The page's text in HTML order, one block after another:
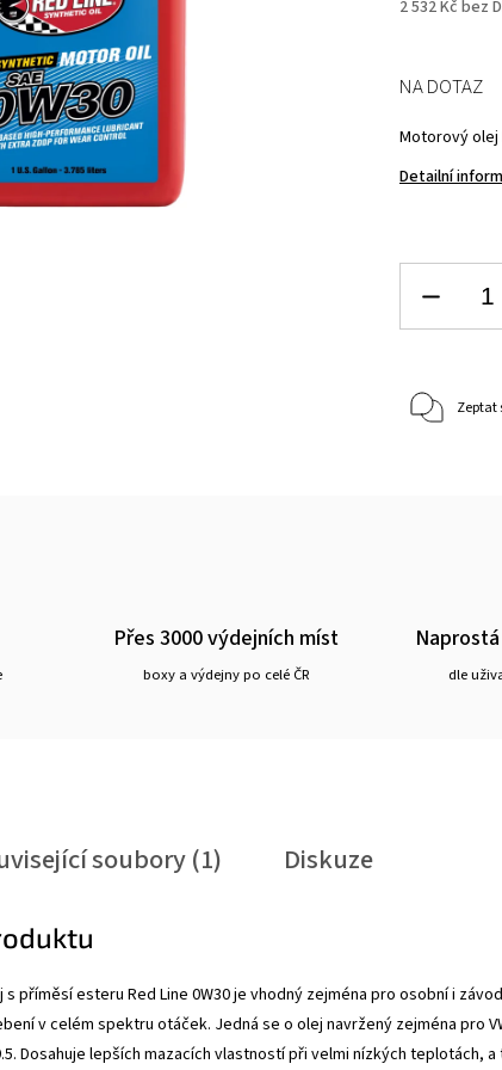
2 532 Kč bez
Motorový olej
Detailní
NA DOTAZ
Zeptat
Přes 3000 výdejních míst
boxy a výdejny po celé ČR dle
soubory (1) Diskuze
příměsí esteru Red Line 0W30 je vhodný zejména pro osobní i
v celém spektru otáček. Jedná se o olej navržený zejména pro
Dosahuje lepších mazacích vlastností při velmi nízkých teplotách, a